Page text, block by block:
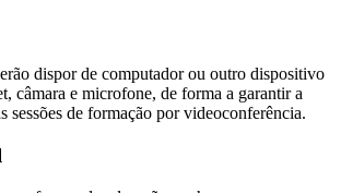
dispor de computador ou outro dispositivo
câmara e microfone, de forma a garantir a
sessões de formação por videoconferência.